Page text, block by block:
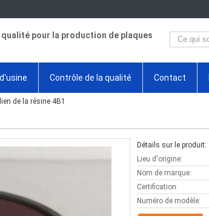
pour la production de plaques
Contrôle de la qualité Contact
de la résine 4B1
Détails sur le produit:
Lieu d'origine:
Nom de marque:
Certification:
Numéro de modèle: